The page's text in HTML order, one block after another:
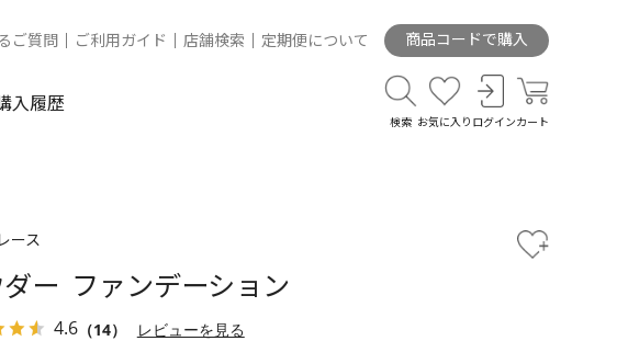
ご質問 ご利用ガイド 店舗検索 定期便について 商品コードで購入
入履歴
検索 お気に入り ログイン カート
ース
ダー ファンデーション
4.6（14） レビューを見る